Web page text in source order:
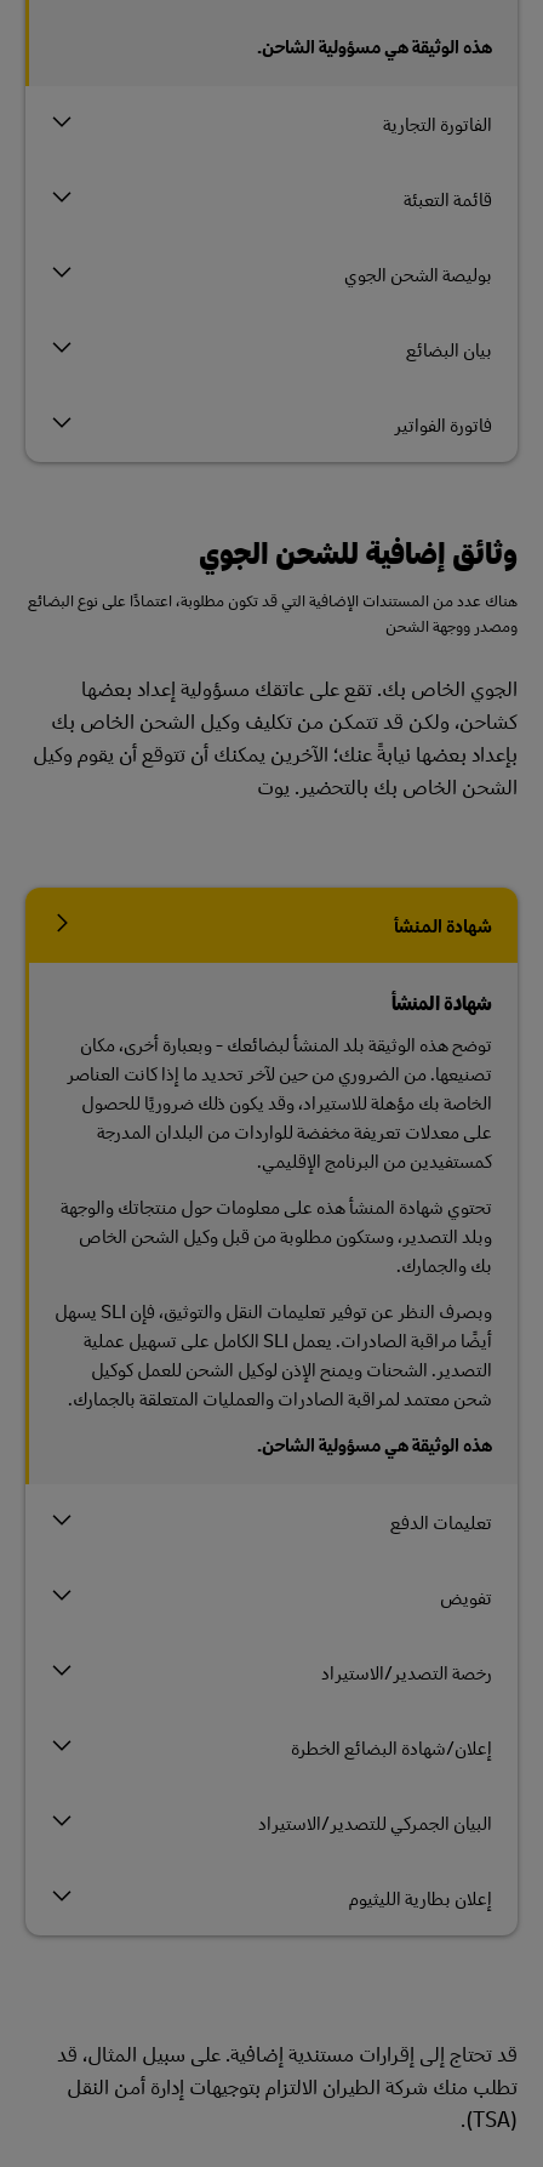
الفاتورة التجارية
قائمة التعبئة
بوليصة الشحن الجوي
بيان البضائع
فاتورة الفواتير
هذه الوثيقة هي مسؤولية الشاحن.
وثائق إضافية للشحن الجوي
هناك عدد من المستندات الإضافية التي قد تكون مطلوبة، اعتمادًا على نوع البضائع
ومصدر ووجهة الشحن
الجوي الخاص بك. تقع على عاتقك مسؤولية إعداد بعضها
كشاحن، ولكن قد تتمكن من تكليف وكيل الشحن الخاص بك
بإعداد بعضها نيابةً عنك؛ الآخرين يمكنك أن تتوقع أن يقوم وكيل
الشحن الخاص بك بالتحضير. يوت
شهادة المنشأ
تعليمات الدفع
تفويض
رخصة التصدير/الاستيراد
إعلان/شهادة البضائع الخطرة
البيان الجمركي للتصدير/الاستيراد
إعلان بطارية الليثيوم
شهادة المنشأ
توضح هذه الوثيقة بلد المنشأ لبضائعك - وبعبارة أخرى، مكان
تصنيعها. من الضروري من حين لآخر تحديد ما إذا كانت العناصر
الخاصة بك مؤهلة للاستيراد، وقد يكون ذلك ضروريًا للحصول
على معدلات تعريفة مخفضة للواردات من البلدان المدرجة
كمستفيدين من البرنامج الإقليمي.
تحتوي شهادة المنشأ هذه على معلومات حول منتجاتك والوجهة
وبلد التصدير، وستكون مطلوبة من قبل وكيل الشحن الخاص
بك والجمارك.
وبصرف النظر عن توفير تعليمات النقل والتوثيق، فإن SLI يسهل
أيضًا مراقبة الصادرات. يعمل SLI الكامل على تسهيل عملية
التصدير. الشحنات ويمنح الإذن لوكيل الشحن للعمل كوكيل
شحن معتمد لمراقبة الصادرات والعمليات المتعلقة بالجمارك.
هذه الوثيقة هي مسؤولية الشاحن.
قد تحتاج إلى إقرارات مستندية إضافية. على سبيل المثال، قد
تطلب منك شركة الطيران الالتزام بتوجيهات إدارة أمن النقل
(TSA).